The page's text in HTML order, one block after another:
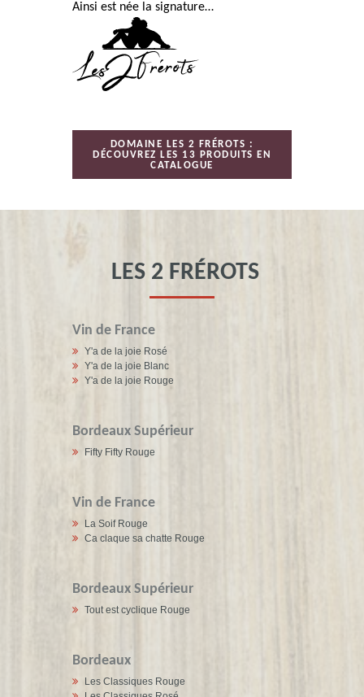
Ainsi est née la signature…
DOMAINE LES 2 FRÉROTS :
DÉCOUVREZ LES 13 PRODUITS EN
CATALOGUE
LES 2 FRÉROTS
Vin de France
Y'a de la joie Rosé
Y'a de la joie Blanc
Y'a de la joie Rouge
Bordeaux Supérieur
Fifty Fifty Rouge
Vin de France
La Soif Rouge
Ca claque sa chatte Rouge
Bordeaux Supérieur
Tout est cyclique Rouge
Bordeaux
Les Classiques Rouge